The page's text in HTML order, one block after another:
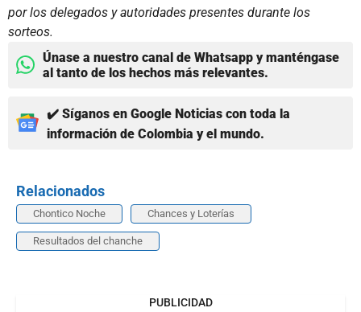
por los delegados y autoridades presentes durante los
sorteos.
Únase a nuestro canal de Whatsapp y manténgase
al tanto de los hechos más relevantes.
✔️ Síganos en Google Noticias con toda la
información de Colombia y el mundo.
Relacionados
Chontico Noche Chances y Loterías
Resultados del chanche
PUBLICIDAD